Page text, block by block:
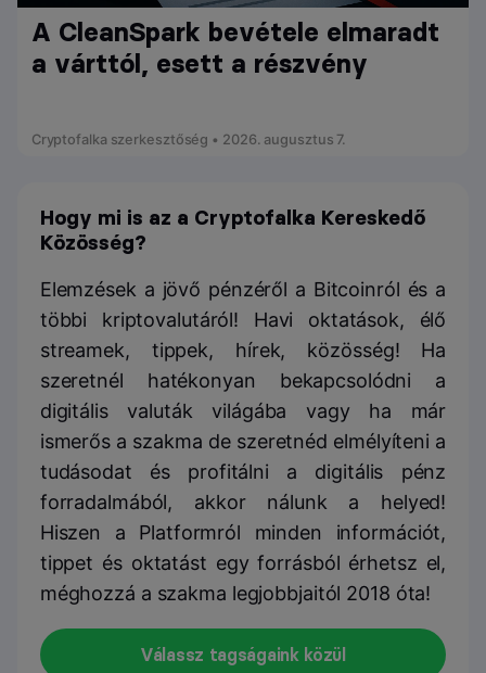
A CleanSpark bevétele elmaradt
a várttól, esett a részvény
Cryptofalka szerkesztőség • 2026. augusztus 7.
Hogy mi is az a Cryptofalka Kereskedő
Közösség?
Elemzések a jövő pénzéről a Bitcoinról és a
többi kriptovalutáról! Havi oktatások, élő
streamek, tippek, hírek, közösség! Ha
szeretnél hatékonyan bekapcsolódni a
digitális valuták világába vagy ha már
ismerős a szakma de szeretnéd elmélyíteni a
tudásodat és profitálni a digitális pénz
forradalmából, akkor nálunk a helyed!
Hiszen a Platformról minden információt,
tippet és oktatást egy forrásból érhetsz el,
méghozzá a szakma legjobbjaitól 2018 óta!
Válassz tagságaink közül